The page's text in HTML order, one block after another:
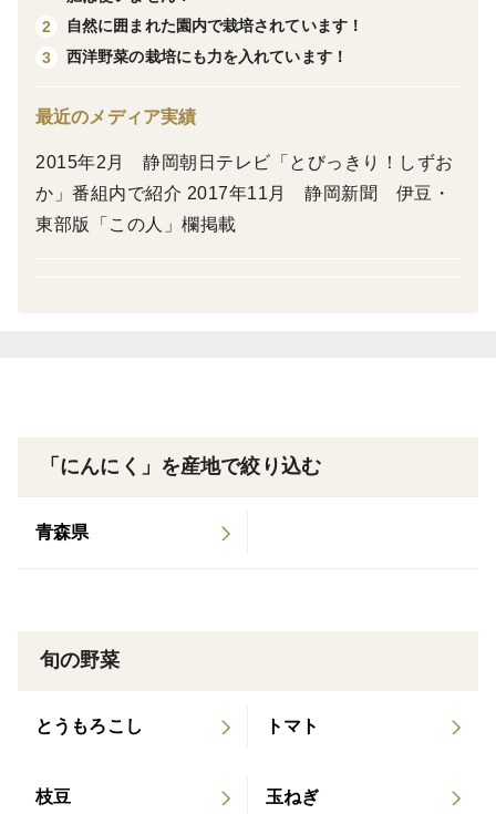
そんな貴重な国産の「平戸にんにく」、
試していただくとその美味しさにびっくりされると思い
また香りとは反対に非常に食べやすく、口ににんにく臭
さが残りづらく、さっぱりとした後味です。
にんにくです。
くの
す。
にんにく自体の食味には問題ありません。
長期保存する場合は、にんにくを皮つきのままバラして
2
自然に囲まれた園内で栽培されています！
3
西洋野菜の栽培にも力を入れています！
最近のメディア実績
2015年2月 静岡朝日テレビ「とびっきり！しずお
か」番組内で紹介 2017年11月 静岡新聞 伊豆・
東部版「この人」欄掲載
「にんにく」を産地で絞り込む
青森県
旬の野菜
とうもろこし トマト
枝豆 玉ねぎ